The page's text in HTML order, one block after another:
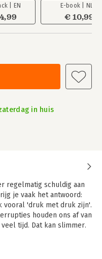
| EN E-book | NL
€ 10,99
in huis
regelmatig schuldig aan
je vaak het antwoord:
vooral 'druk met druk zijn'.
houden ons af van
tijd. Dat kan slimmer.